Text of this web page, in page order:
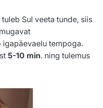
Sul veeta tunde, siis
tempoga.
5-10 min. ning tulemus